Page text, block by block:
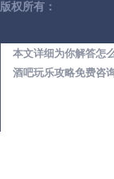
本文详细为你解答怎
酒吧玩乐攻略免费咨
版权所有：